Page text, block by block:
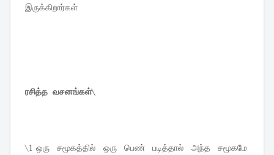
இருக்கிறார்கள்
ரசித்த வசனங்கள்\
\1 ஒரு சமூகத்தில் ஒரு பெண் படித்தால் அந்த சமூகமே